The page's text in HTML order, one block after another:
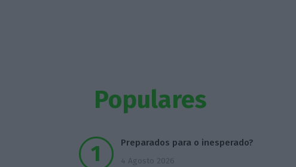
Populares
Preparados para o inesperado?
4 Agosto 2026